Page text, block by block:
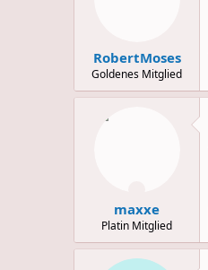
RobertMoses
Goldenes Mitglied
maxxe
Platin Mitglied